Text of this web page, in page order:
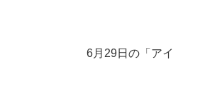
の「アイ